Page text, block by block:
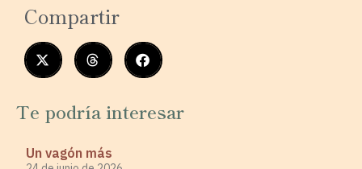
Compartir
Te podría interesar
Un vagón más